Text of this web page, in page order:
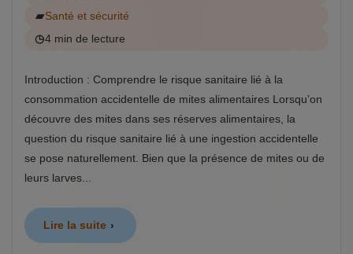
Santé et sécurité
4 min de lecture
Introduction : Comprendre le risque sanitaire lié à la
consommation accidentelle de mites alimentaires Lorsqu’on
découvre des mites dans ses réserves alimentaires, la
question du risque sanitaire lié à une ingestion accidentelle
se pose naturellement. Bien que la présence de mites ou de
leurs larves...
Lire la suite